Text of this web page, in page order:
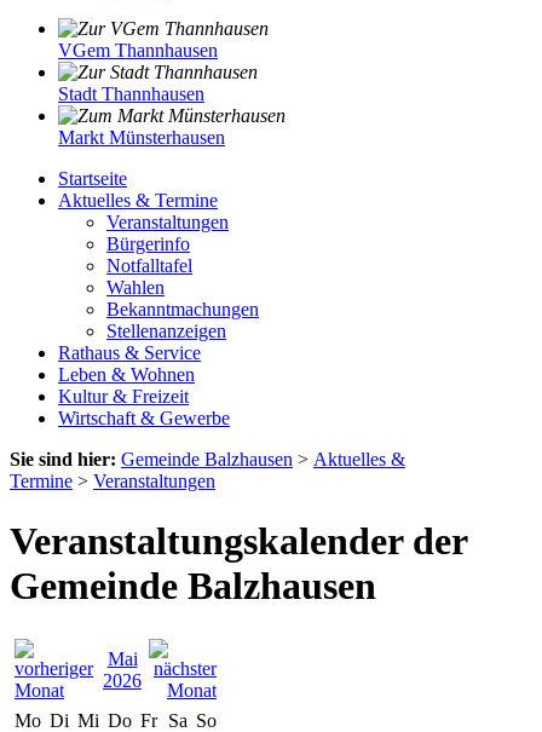
VGem Thannhausen
Stadt Thannhausen
Markt Münsterhausen
Startseite
Aktuelles & Termine
Veranstaltungen
Bürgerinfo
Notfalltafel
Wahlen
Bekanntmachungen
Stellenanzeigen
Rathaus & Service
Leben & Wohnen
Kultur & Freizeit
Wirtschaft & Gewerbe
Sie sind hier: Gemeinde Balzhausen > Aktuelles &
Termine > Veranstaltungen
Veranstaltungskalender der
Gemeinde Balzhausen
Mai
2026
Mo Di Mi Do Fr Sa So